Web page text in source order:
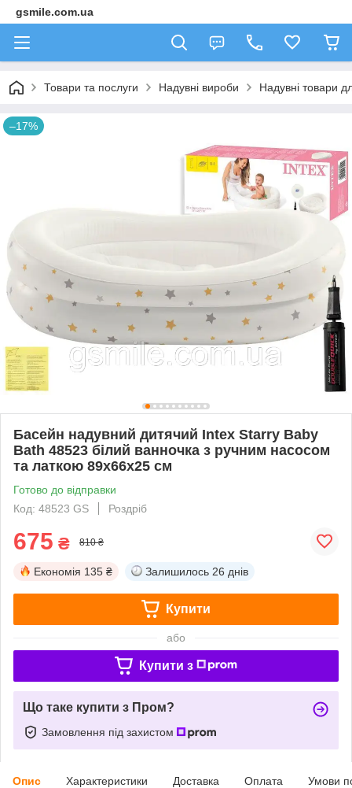
gsmile.com.ua
Товари та послуги Надувні вироби Надувні товари
–17%
Басейн надувний дитячий Intex Starry Baby
Bath 48523 білий ванночка з ручним насосом
та латкою 89х66х25 см
Готово до відправки
Код: 48523 GS
Роздріб
675 ₴ 810 ₴
Економія 135 ₴ Залишилось 26 днів
Купити
або
Купити з
Що таке купити з Пром?
Замовлення під захистом
Опис Характеристики Доставка Оплата Умови